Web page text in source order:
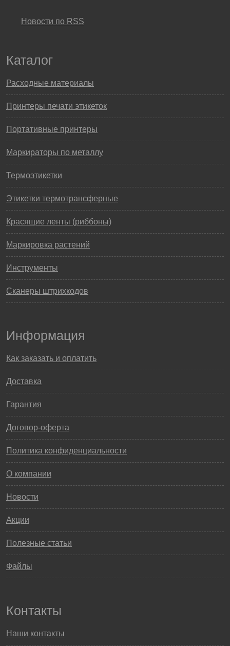
Новости по RSS
Каталог
Расходные материалы
Принтеры печати этикеток
Портативные принтеры
Маркираторы по металлу
Термоэтикетки
Этикетки термотрансферные
Красящие ленты (риббоны)
Маркировка растений
Инструменты
Сканеры штрихкодов
Информация
Как заказать и оплатить
Доставка
Гарантия
Договор-оферта
Политика конфиденциальности
О компании
Новости
Акции
Полезные статьи
Файлы
Контакты
Наши контакты